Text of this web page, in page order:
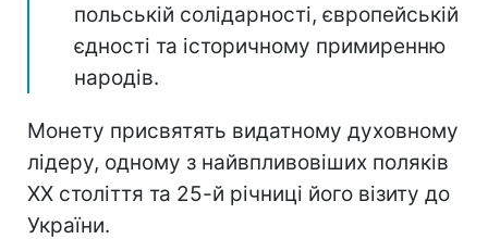
польській солідарності, європейській
єдності та історичному примиренню
народів.
Монету присвятять видатному духовному
лідеру, одному з найвпливовіших поляків
ХХ століття та 25-й річниці його візиту до
України.